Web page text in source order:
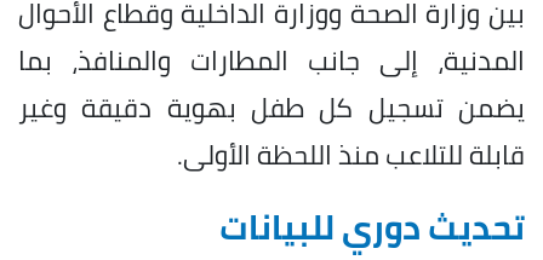
بين وزارة الصحة ووزارة الداخلية وقطاع الأحوال
المدنية، إلى جانب المطارات والمنافذ، بما
يضمن تسجيل كل طفل بهوية دقيقة وغير
قابلة للتلاعب منذ اللحظة الأولى.
تحديث دوري للبيانات